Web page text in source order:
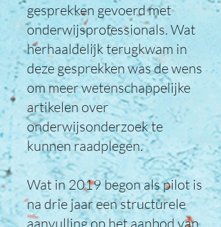
gesprekken gevoerd met
onderwijsprofessionals. Wat
herhaaldelijk terugkwam in
deze gesprekken was de wens
om meer wetenschappelijke
artikelen over
onderwijsonderzoek te
kunnen raadplegen.
Wat in 2019 begon als pilot is
na drie jaar een structurele
aanvulling op het aanbod van